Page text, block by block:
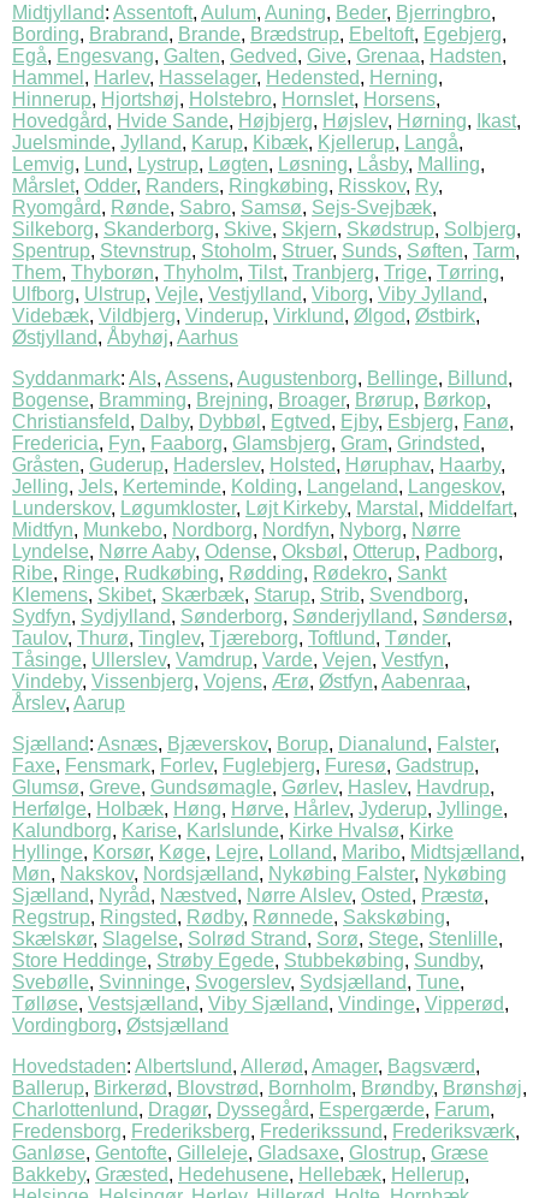
Midtjylland: Assentoft, Aulum, Auning, Beder, Bjerringbro,
Bording, Brabrand, Brande, Brædstrup, Ebeltoft, Egebjerg,
Egå, Engesvang, Galten, Gedved, Give, Grenaa, Hadsten,
Hammel , Harlev, Hasselager, Hedensted, Herning,
Hinnerup, Hjortshøj, Holstebro, Hornslet, Horsens,
Hovedgård, Hvide Sande, Højbjerg, Højslev, Hørning, Ikast,
Juelsminde, Jylland, Karup, Kibæk, Kjellerup, Langå,
Lemvig, Lund, Lystrup, Løgten, Løsning, Låsby, Malling,
Mårslet, Odder, Randers, Ringkøbing, Risskov, Ry,
Ryomgård, Rønde, Sabro, Samsø, Sejs-Svejbæk,
Silkeborg, Skanderborg, Skive, Skjern, Skødstrup, Solbjerg,
Spentrup, Stevnstrup, Stoholm, Struer, Sunds, Søften, Tarm,
Them, Thyborøn, Thyholm, Tilst, Tranbjerg, Trige, Tørring,
Ulfborg, Ulstrup, Vejle, Vestjylland, Viborg, Viby Jylland,
Videbæk, Vildbjerg, Vinderup, Virklund, Ølgod, Østbirk,
Østjylland, Åbyhøj, Aarhus
Syddanmark: Als, Assens, Augustenborg, Bellinge, Billund,
Bogense, Bramming, Brejning, Broager, Brørup, Børkop,
Christiansfeld, Dalby, Dybbøl , Egtved, Ejby, Esbjerg, Fanø,
Fredericia, Fyn, Faaborg, Glamsbjerg, Gram, Grindsted,
Gråsten, Guderup, Haderslev, Holsted, Høruphav, Haarby,
Jelling, Jels, Kerteminde, Kolding, Langeland, Langeskov,
Lunderskov, Løgumkloster, Løjt Kirkeby, Marstal , Middelfart,
Midtfyn, Munkebo, Nordborg, Nordfyn, Nyborg, Nørre
Lyndelse, Nørre Aaby, Odense, Oksbøl , Otterup, Padborg,
Ribe, Ringe, Rudkøbing, Rødding, Rødekro, Sankt
Klemens, Skibet, Skærbæk, Starup, Strib, Svendborg,
Sydfyn, Sydjylland, Sønderborg, Sønderjylland, Søndersø,
Taulov, Thurø, Tinglev, Tjæreborg, Toftlund, Tønder,
Tåsinge, Ullerslev, Vamdrup, Varde, Vejen, Vestfyn,
Vindeby, Vissenbjerg, Vojens, Ærø, Østfyn, Aabenraa,
Årslev, Aarup
Sjælland: Asnæs, Bjæverskov, Borup, Dianalund, Falster,
Faxe, Fensmark, Forlev, Fuglebjerg, Furesø, Gadstrup,
Glumsø, Greve, Gundsømagle, Gørlev, Haslev, Havdrup,
Herfølge, Holbæk, Høng, Hørve, Hårlev, Jyderup, Jyllinge,
Kalundborg, Karise, Karlslunde, Kirke Hvalsø, Kirke
Hyllinge, Korsør, Køge, Lejre, Lolland, Maribo, Midtsjælland,
Møn, Nakskov, Nordsjælland, Nykøbing Falster, Nykøbing
Sjælland, Nyråd, Næstved, Nørre Alslev, Osted, Præstø,
Regstrup, Ringsted, Rødby, Rønnede, Sakskøbing,
Skælskør, Slagelse, Solrød Strand, Sorø, Stege, Stenlille,
Store Heddinge, Strøby Egede, Stubbekøbing, Sundby,
Svebølle, Svinninge, Svogerslev, Sydsjælland, Tune,
Tølløse, Vestsjælland, Viby Sjælland, Vindinge, Vipperød,
Vordingborg, Østsjælland
Hovedstaden: Albertslund, Allerød, Amager, Bagsværd,
Ballerup, Birkerød, Blovstrød, Bornholm, Brøndby, Brønshøj,
Charlottenlund, Dragør, Dyssegård, Espergærde, Farum,
Fredensborg, Frederiksberg, Frederikssund, Frederiksværk,
Ganløse, Gentofte, Gilleleje, Gladsaxe, Glostrup, Græse
Bakkeby, Græsted, Hedehusene, Hellebæk, Hellerup,